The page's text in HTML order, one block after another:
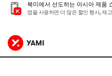
북미에서 선도하는 아시아 제품
앱을 사용하면 더 많은 할인 행사, 재